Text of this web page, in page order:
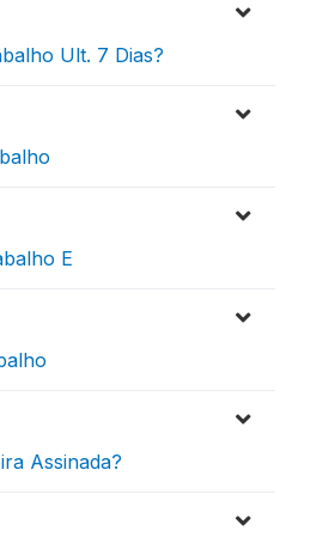
Ult. 7 Dias?
E
Assinada?